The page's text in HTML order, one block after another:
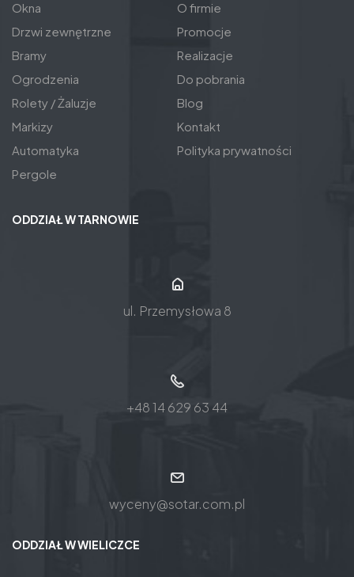
Okna
Drzwi zewnętrzne
Bramy
Ogrodzenia
Rolety / Żaluzje
Markizy
Automatyka
Pergole
O firmie
Promocje
Realizacje
Do pobrania
Blog
Kontakt
Polityka prywatności
ODDZIAŁ W TARNOWIE
ul. Przemysłowa 8
+48 14 629 63 44
wyceny@sotar.com.pl
ODDZIAŁ W WIELICZCE